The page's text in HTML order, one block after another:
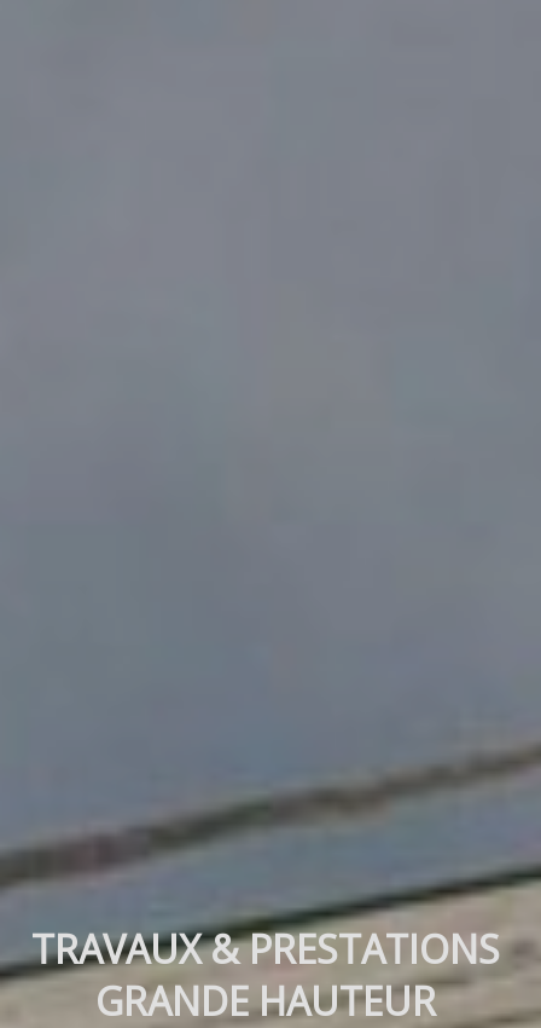
TRAVAUX & PRESTATIONS
GRANDE HAUTEUR